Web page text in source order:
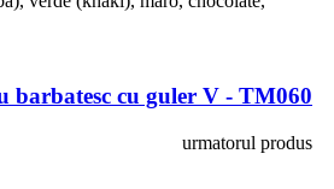
barbatesc cu guler V - TM060
urmatorul produs